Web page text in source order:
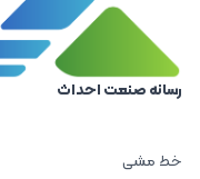
رسانه صنعت احداث
خط مشی